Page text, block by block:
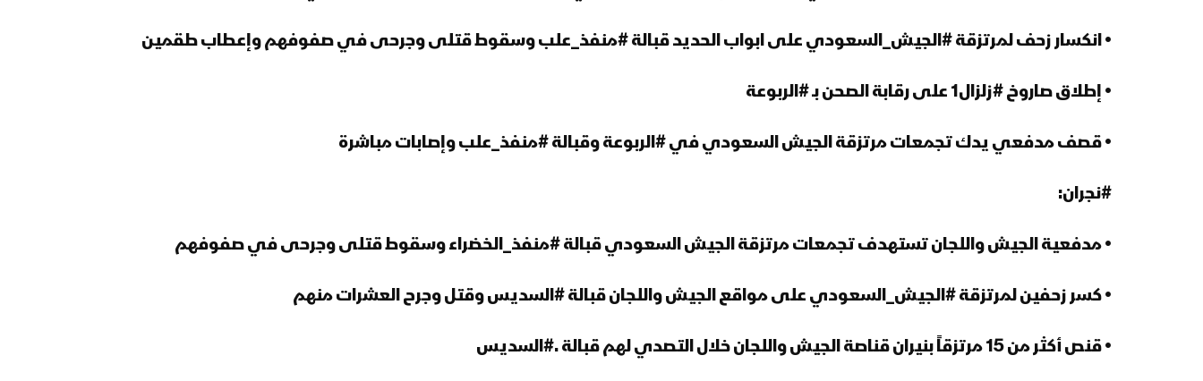
• انكسار زحف لمرتزقة #الجيش_السعودي على ابواب الحديد قبالة #منفذ_علب وسقوط قتلى وجرحى في صفوفهم وإعطاب طقمين
• إطلاق صاروخ #زلزال1 على رقابة الصحن بـ #الربوعة
• قصف مدفعي يدك تجمعات مرتزقة الجيش السعودي في #الربوعة وقبالة #منفذ_علب وإصابات مباشرة
#نجران:
• مدفعية الجيش واللجان تستهدف تجمعات مرتزقة الجيش السعودي قبالة #منفذ_الخضراء وسقوط قتلى وجرحى في صفوفهم
• كسر زحفين لمرتزقة #الجيش_السعودي على مواقع الجيش واللجان قبالة #السديس وقتل وجرح العشرات منهم
• قنص أكثر من 15 مرتزقاً بنيران قناصة الجيش واللجان خلال التصدي لهم قبالة .#السديس